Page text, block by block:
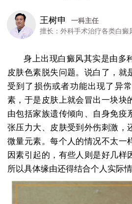
王树申
一科主任
擅长：外科手术治疗各类白癜
身上出现白癜风其实是由多
皮肤色素脱失问题。说白了，就
受到了损伤或者功能出现了异
素，于是皮肤上就会冒出一块块
由包括家族遗传倾向、自身免疫
张压力大、皮肤受到外伤刺激，
微量元素。每个人的情况不太一
因素引起的，有些人则是好几样
所以具体缘由还得结合个人实际情